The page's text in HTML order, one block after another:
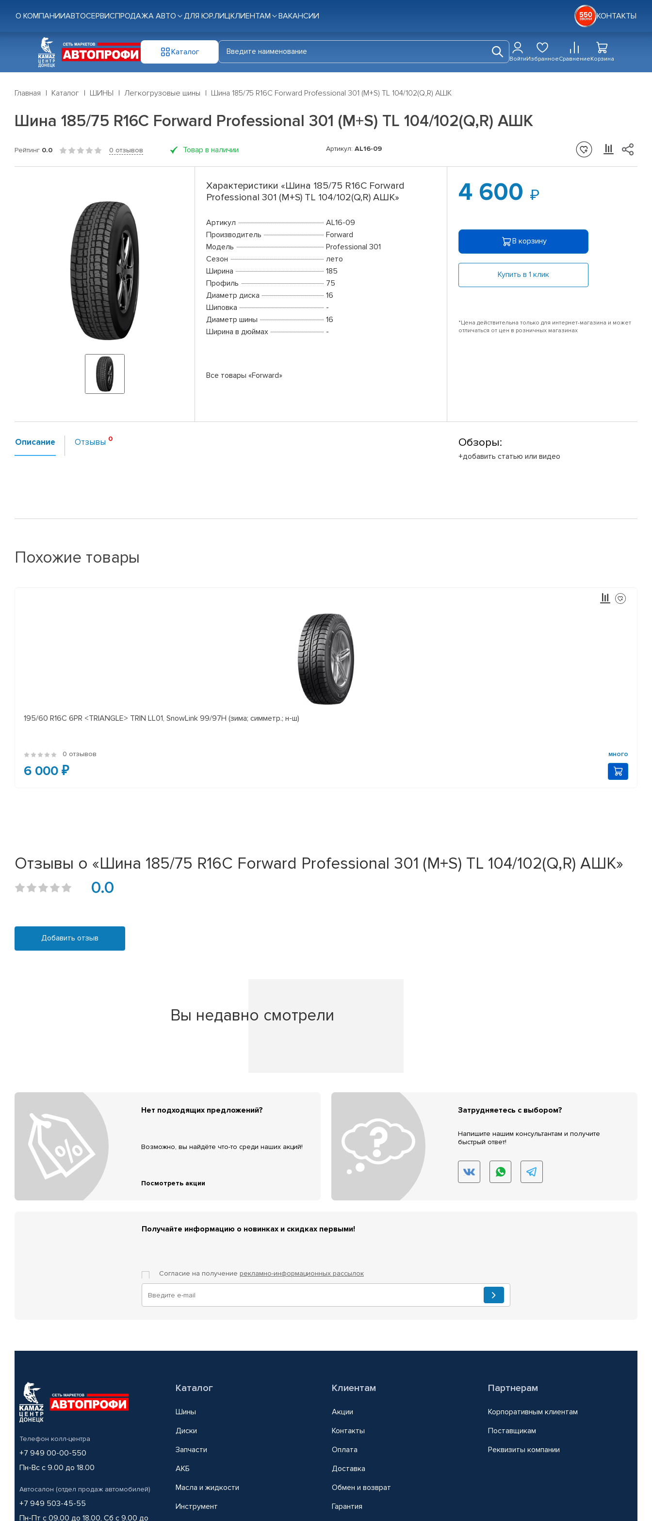
О КОМПАНИИАВТОСЕРВИСПРОДАЖА АВТО ДЛЯ ЮР.ЛИЦКЛИЕНТАМ ВАКАНСИИ КОНТАКТЫ
Каталог
ВойтиИзбранноеСравнениеКорзина
Главная Каталог ШИНЫ Легкогрузовые шины Шина 185/75 R16C Forward Professional 301 (M+S) TL 104/102(Q,R) АШК
Шина 185/75 R16C Forward Professional 301 (M+S) TL 104/102(Q,R) АШК
Рейтинг 0.0 0 отзывов Товар в наличии Артикул: AL16-09
Характеристики «Шина 185/75 R16C Forward
Professional 301 (M+S) TL 104/102(Q,R) АШК»
Артикул
AL16-09
Производитель
Forward
Модель
Professional 301
Сезон
лето
Ширина
185
Профиль
75
Диаметр диска
16
Шиповка
-
Диаметр шины
16
Ширина в дюймах
-
Все товары «Forward»
4 600
В корзину
Купить в 1 клик
*Цена действительна только для интернет-магазина и может
отличаться от цен в розничных магазинах
Описание Отзывы Обзоры:
+добавить статью или видео
Похожие товары
195/60 R16C 6PR <TRIANGLE> TRIN LL01, SnowLink 99/97H (зима; симметр.; н-ш)
0 отзывов много
6 000 ₽
Отзывы о «Шина 185/75 R16C Forward Professional 301 (M+S) TL 104/102(Q,R) АШК»
0.0
Добавить отзыв
Вы недавно смотрели
Нет подходящих предложений?
Возможно, вы найдёте что-то среди наших акций!
Посмотреть акции
Затрудняетесь с выбором?
Напишите нашим консультантам и получите
быстрый ответ!
Получайте информацию о новинках и скидках первыми!
Согласие на получение рекламно-информационных рассылок
Телефон колл-центра
+7 949 00-00-550
Пн-Вс с 9.00 до 18.00
Автосалон (отдел продаж автомобилей)
+7 949 503-45-55
Пн-Пт с 09.00 до 18.00, Сб с 9.00 до
Каталог
Шины
Диски
Запчасти
АКБ
Масла и жидкости
Инструмент
Клиентам
Акции
Контакты
Оплата
Доставка
Обмен и возврат
Гарантия
Партнерам
Корпоративным клиентам
Поставщикам
Реквизиты компании